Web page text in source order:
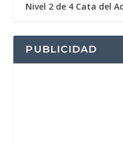
Nivel 2 de 4 Cata del
PUBLICIDAD